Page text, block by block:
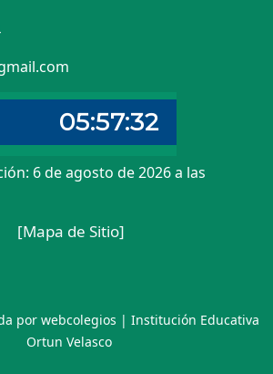
6 de agosto de 2026 a las
[Mapa de Sitio]
por webcolegios | Institución Educativa
Ortun Velasco